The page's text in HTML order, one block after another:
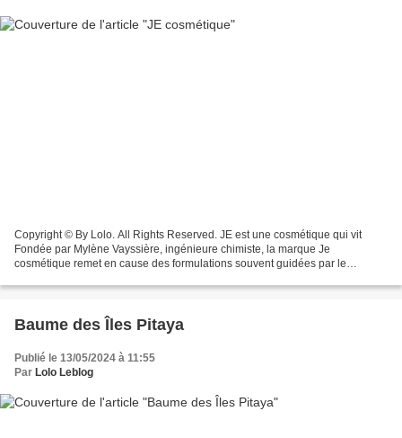
Copyright © By Lolo. All Rights Reserved. JE est une cosmétique qui vit
Fondée par Mylène Vayssière, ingénieure chimiste, la marque Je
cosmétique remet en cause des formulations souvent guidées par le
Baume des Îles Pitaya
Publié le 13/05/2024 à 11:55
Par Lolo Leblog